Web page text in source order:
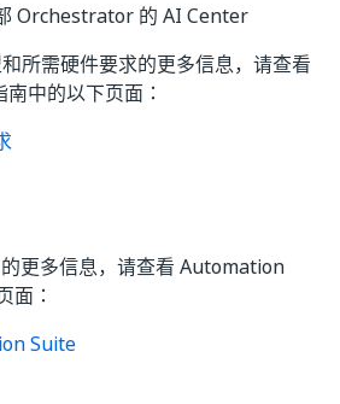
Orchestrator 的 AI Center
所需硬件要求的更多信息，请查看
中的以下页面：
更多信息，请查看 Automation
面：
Suite